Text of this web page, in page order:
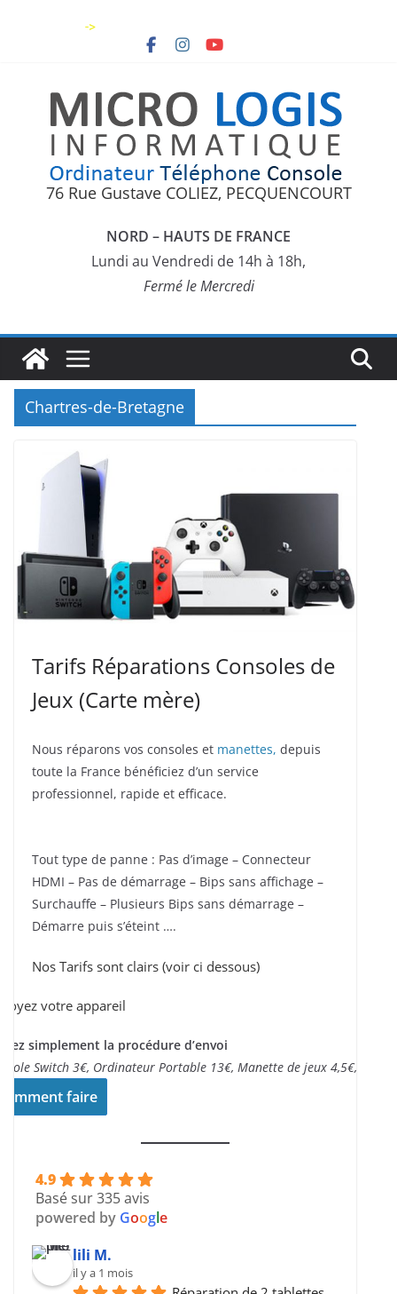
->
76 Rue Gustave COLIEZ, PECQUENCOURT
NORD – HAUTS DE FRANCE
Lundi au Vendredi de 14h à 18h,
Fermé le Mercredi
Chartres-de-Bretagne
Tarifs Réparations Consoles de
Jeux (Carte mère)
Nous réparons vos consoles et manettes, depuis
toute la France bénéficiez d’un service
professionnel, rapide et efficace.
Tout type de panne : Pas d’image – Connecteur
HDMI – Pas de démarrage – Bips sans affichage –
Surchauffe – Plusieurs Bips sans démarrage –
Démarre puis s’éteint ….
Nos Tarifs sont clairs (voir ci dessous)
votre appareil
simplement la procédure d’envoi
Switch 3€, Ordinateur Portable 13€, Manette de jeux 4,5€,..
faire
4.9
Basé sur 335 avis
powered by Google
lili M.
il y a 1 mois